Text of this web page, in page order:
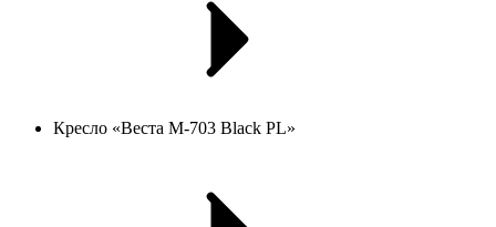
Кресло «Веста М-703 Black PL»